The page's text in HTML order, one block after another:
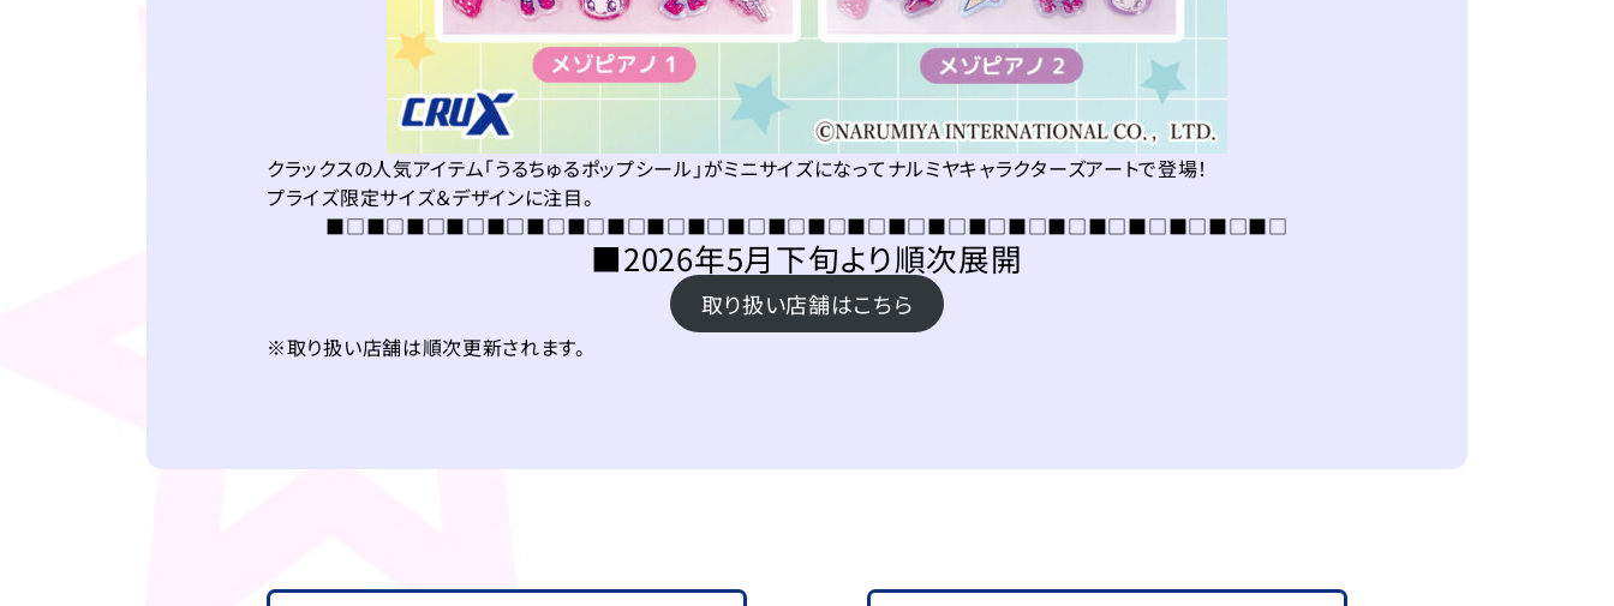
クラックスの人気アイテム「うるちゅるポップシール」がミニサイズになってナルミヤキャラクターズアートで登場！
プライズ限定サイズ＆デザインに注目。
■□■□■□■□■□■□■□■□■□■□■□■□■□■□■□■□■□■□■□■□■□■□■□■□
■2026年5月下旬より順次展開
取り扱い店舗はこちら
※取り扱い店舗は順次更新されます。